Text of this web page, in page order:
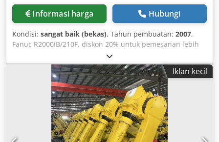
Informasi harga Hubungi
Kondisi: sangat baik (bekas), Tahun pembuatan: 2007,
Fanuc R2000iB/210F, diskon 20% untuk pemesanan lebih
dari 1 robot. Csdpfx Aexq Tu Hsk Tsha PERKEMBANGAN
GSG ROBOTICS GSG Robotics GmbH, didirikan pada tahun
2005 di Gütersloh, sejak 2015 telah berbasis di Marl
dengan area layanan luas untuk perawatan dan perbaikan
robot. Selama bertahun-tahun, kami telah berkembang
menjadi mitra holistik dalam semua hal yang berkaitan
dengan robot industri dan teknologi otomasi. Kami adalah
penyedia layanan penuh untuk dua produsen robot
terkemuka, ABB dan Fanuc.
Iklan kecil